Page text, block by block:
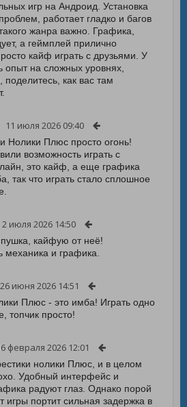
игр на Андроид. Установка
работает гладко и багов
жанра важно. Графика,
а геймплей прилично
кайф играть с друзьями. У
опыт на сложных уровнях,
поделитесь, как вас там
11 июля 2026 09:40
Нолики Плюс просто огонь!
возможность играть с
это кайф, а еще графика
так что играть стало сплошное
2 июля 2026 14:50
пушка, кайфую от неё!
механика и графика.
26 июня 2026 14:51
Плюс - это имба! Играть одно
топчик просто!
февраля 2026 12:01
нолики Плюс, и в целом
Удобный интерфейс и
радуют глаз. Однако порой
портит сильная задержка в